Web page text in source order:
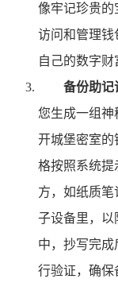
像牢记珍贵的
访问和管理钱
自己的数字财
备份助记
您生成一组神
开城堡密室的
格按照系统提
方，如纸质
子设备里，以
中，抄写完
行验证，确保